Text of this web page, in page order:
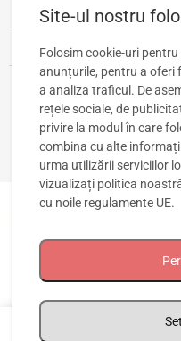
INFORMAȚII UTILE
CONT CLIENT
© 2020-2026 TIPITOE SRL. Toate
Com.
Site-ul nostru
Folosim cookie-uri
anunțurile, pentru a oferi
a analiza traficul. De
rețele sociale, de
privire la modul în care
combina cu alte
urma utilizării serviciilor
vizualizați politica
cu noile regulamente UE.